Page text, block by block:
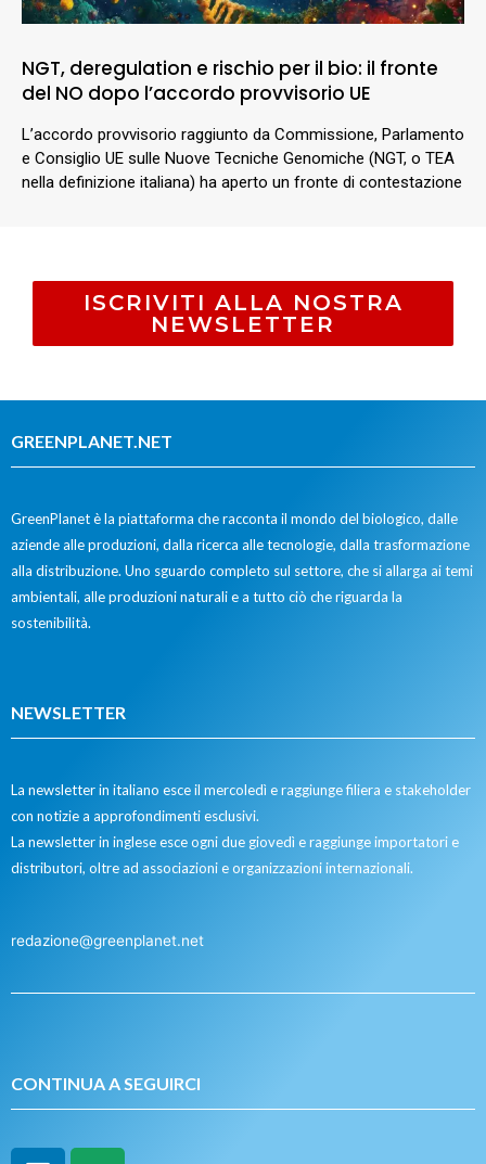
NGT, deregulation e rischio per il bio: il fronte
del NO dopo l’accordo provvisorio UE
L’accordo provvisorio raggiunto da Commissione, Parlamento
e Consiglio UE sulle Nuove Tecniche Genomiche (NGT, o TEA
nella definizione italiana) ha aperto un fronte di contestazione
ISCRIVITI ALLA NOSTRA
NEWSLETTER
GREENPLANET.NET
GreenPlanet è la piattaforma che racconta il mondo del biologico, dalle
aziende alle produzioni, dalla ricerca alle tecnologie, dalla trasformazione
alla distribuzione. Uno sguardo completo sul settore, che si allarga ai temi
ambientali, alle produzioni naturali e a tutto ciò che riguarda la
sostenibilità.
NEWSLETTER
La newsletter in italiano esce il mercoledì e raggiunge filiera e stakeholder
con notizie a approfondimenti esclusivi.
La newsletter in inglese esce ogni due giovedì e raggiunge importatori e
distributori, oltre ad associazioni e organizzazioni internazionali.
redazione@greenplanet.net
CONTINUA A SEGUIRCI